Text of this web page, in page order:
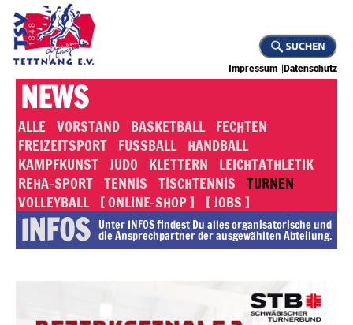
Impressum Datenschutz
NEWS
ALLE VORSTAND BASKETBALL FECHTEN
FREIZEITSPORT FUSSBALL HANDBALL
KAMPFKUNST JUDO KLETTERN
LEICHTATHLETIK
REHA-SPORT TENNIS TISCHTENNIS TURNEN
VOLLEYBALL [ ONLINE-SHOP ] [ JOBS ]
INFOS Unter INFOS findest Du alles or­ga­ni­sa­to­rische und
die An­sprech­part­ner der ausgewählten Abteilung.